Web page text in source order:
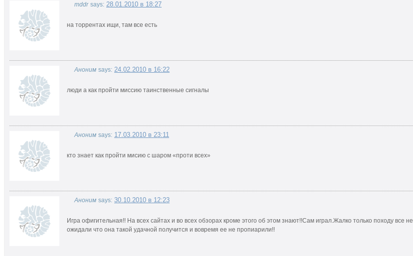
mddr says: 28.01.2010 в 18:27
на торрентах ищи, там все есть
Аноним says: 24.02.2010 в 16:22
люди а как пройти миссию таинственные сигналы
Аноним says: 17.03.2010 в 23:11
кто знает как пройти мисию с шаром «проти всех»
Аноним says: 30.10.2010 в 12:23
Игра офигительная!! На всех сайтах и во всех обзорах кроме этого об этом знают!!Сам играл.Жалко только походу все не
ожидали что она такой удачной получится и вовремя ее не пропиарили!!